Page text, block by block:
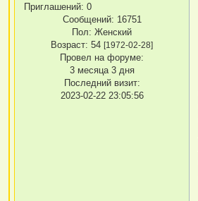
Приглашений: 0
Сообщений: 16751
Пол: Женский
Возраст: 54[1972-02-28]
Провел на форуме:
3 месяца 3 дня
Последний визит:
2023-02-22 23:05:56